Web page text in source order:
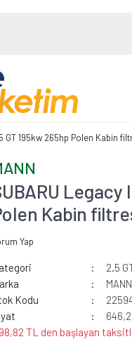
GT 195kw 265hp Polen Kabin
Legacy
Kabin
Yap
2.5
MANN
Kodu
TL den başlayan